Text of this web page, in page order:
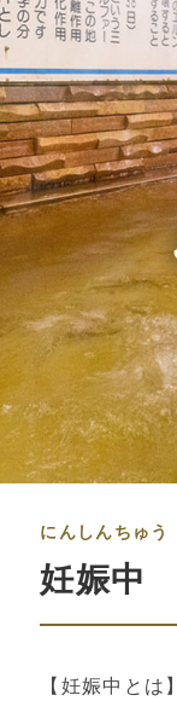
にんしんちゅう
妊娠中
【妊娠中とは】